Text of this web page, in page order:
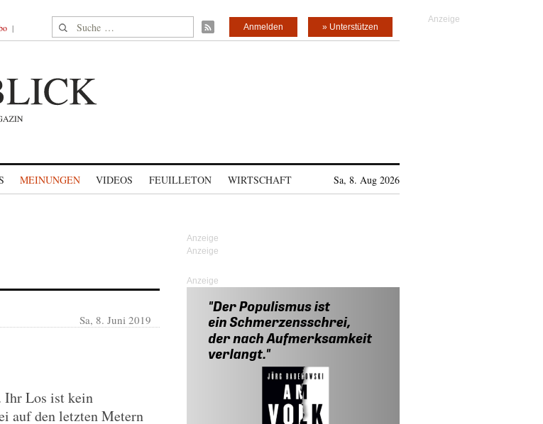
Suche nach: » Unterstützen
Anmelden
MEINUNGEN VIDEOS FEUILLETON WIRTSCHAFT Sa, 8. Aug 2026
Sa, 8. Juni 2019
Ihr Los ist kein
auf den letzten Metern
Anzeige